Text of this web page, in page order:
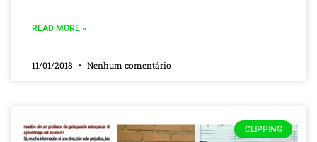
READ MORE »
11/01/2018 Nenhum comentário
CLIPPING